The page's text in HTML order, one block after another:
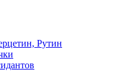
Рутин